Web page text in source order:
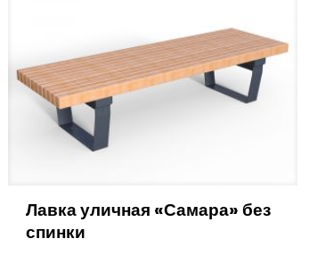
Лавка уличная «Самара» без
спинки